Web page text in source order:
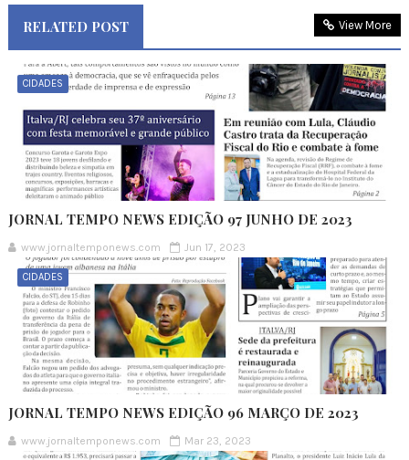
RELATED POST View More
CIDADES
JORNAL TEMPO NEWS EDIÇÃO 97 JUNHO DE 2023
www.jornaltemponews.com Jun 17, 2023
CIDADES
JORNAL TEMPO NEWS EDIÇÃO 96 MARÇO DE 2023
www.jornaltemponews.com Mar 23, 2023